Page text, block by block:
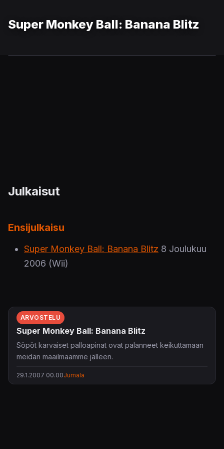
Super Monkey Ball: Banana Blitz
Julkaisut
Ensijulkaisu
Super Monkey Ball: Banana Blitz 8 Joulukuu
2006 (Wii)
ARVOSTELU
Super Monkey Ball: Banana Blitz
Söpöt karvaiset palloapinat ovat palanneet keikuttamaan
meidän maailmaamme jälleen.
29.1.2007 00.00Jumala